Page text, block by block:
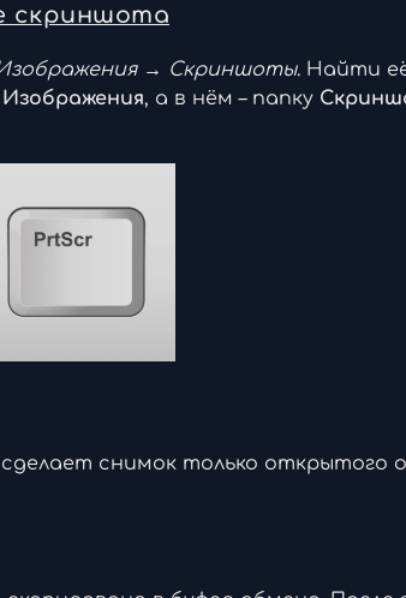
скриншота
→ Скриншоты. Найти
Изображения, а в нём – папку
сделает снимок только открытого